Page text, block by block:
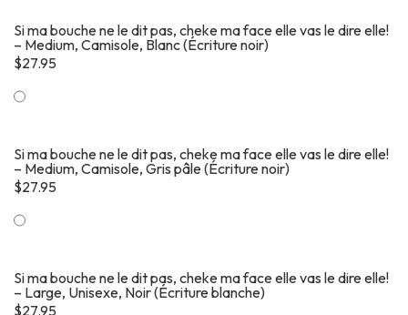
Si ma bouche ne le dit pas, cheke ma face elle vas le dire elle!
– Medium, Camisole, Blanc (Écriture noir)
$27.95
Si ma bouche ne le dit pas, cheke ma face elle vas le dire elle!
– Medium, Camisole, Gris pâle (Écriture noir)
$27.95
Si ma bouche ne le dit pas, cheke ma face elle vas le dire elle!
– Large, Unisexe, Noir (Écriture blanche)
$27.95